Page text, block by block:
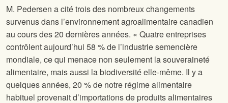
M. Pedersen a cité trois des nombreux changements
survenus dans l’environnement agroalimentaire canadien
au cours des 20 dernières années. « Quatre entreprises
contrôlent aujourd’hui 58 % de l’industrie semencière
mondiale, ce qui menace non seulement la souveraineté
alimentaire, mais aussi la biodiversité elle-même. Il y a
quelques années, 20 % de notre régime alimentaire
habituel provenait d’importations de produits alimentaires